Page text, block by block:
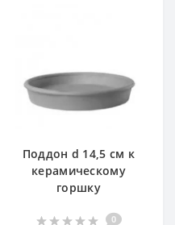
Поддон d 14,5 см к
керамическому
горшку
0